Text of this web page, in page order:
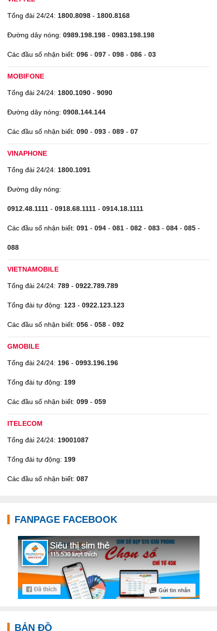
Tổng đài 24/24: 1800.8098 - 1800.8168
Đường dây nóng: 0989.198.198 - 0983.198.198
Các đầu số nhận biết: 096 - 097 - 098 - 086 - 03
MOBIFONE
Tổng đài 24/24: 1800.1090 - 9090
Đường dây nóng: 0908.144.144
Các đầu số nhận biết: 090 - 093 - 089 - 07
VINAPHONE
Tổng đài 24/24: 1800.1091
Đường dây nóng:
0912.48.1111 - 0918.68.1111 - 0914.18.1111
Các đầu số nhận biết: 091 - 094 - 081 - 082 - 083 - 084 - 085 -
088
VIETNAMOBILE
Tổng đài 24/24: 789 - 0922.789.789
Tổng đài tự động: 123 - 0922.123.123
Các đầu số nhận biết: 056 - 058 - 092
GMOBILE
Tổng đài 24/24: 196 - 0993.196.196
Tổng đài tự động: 199
Các đầu số nhận biết: 099 - 059
ITELECOM
Tổng đài 24/24: 19001087
Tổng đài tự động: 199
Các đầu số nhận biết: 087
FANPAGE FACEBOOK
BẢN ĐỒ